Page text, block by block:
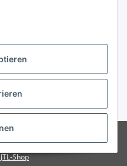
Lieferbedingungen, zzgl.
und Wiederverkäufer
JTL-Shop